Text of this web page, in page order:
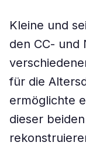
Kleine und
den CC- und
für die
ermöglichte
dieser